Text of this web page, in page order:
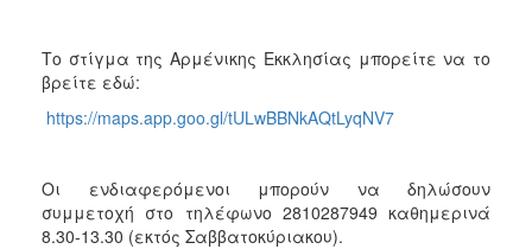
Το στίγμα της Αρμένικης Εκκλησίας μπορείτε να το
βρείτε εδώ:
https://maps.app.goo.gl/tULwBBNkAQtLyqNV7
Οι ενδιαφερόμενοι μπορούν να δηλώσουν
συμμετοχή στο τηλέφωνο 2810287949 καθημερινά
8.30-13.30 (εκτός Σαββατοκύριακου).